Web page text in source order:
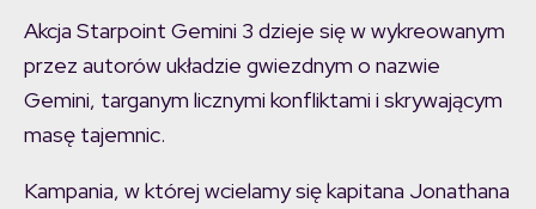
Akcja Starpoint Gemini 3 dzieje się w wykreowanym
przez autorów układzie gwiezdnym o nazwie
Gemini, targanym licznymi konfliktami i skrywającym
masę tajemnic.
Kampania, w której wcielamy się kapitana Jonathana